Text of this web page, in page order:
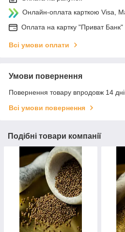
Онлайн-оплата карткою Visa,
Оплата на картку "Приват Банк"
Всі умови оплати
Умови повернення
Повернення товару впродовж 14
Всі умови повернення
Подібні товари компанії